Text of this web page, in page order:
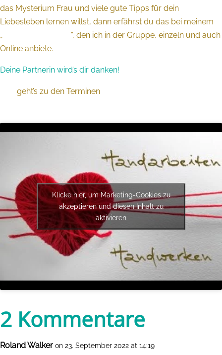
das Mysterium Frau und viele gute Tipps für dein
Liebesleben lernen willst, dann erfährst du das bei meinem
„
“, den ich in der Gruppe, einzeln und auch
Online anbiete.
Deine Partnerin wird’s dir danken!
geht’s zu den Terminen
Klicke hier, um Marketing-Cookies zu
akzeptieren und diesen Inhalt zu
aktivieren
2 Kommentare
Roland Walker on 23. September 2022 at 14:19